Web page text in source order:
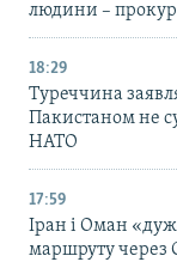
людини –
18:29
Туреччина
Пакистаном не
НАТО
17:59
Іран і Оман
маршруту через